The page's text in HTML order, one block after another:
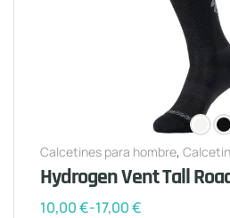
Calcetines para hombre,
Hydrogen Vent Tall
10,00€-17,00€